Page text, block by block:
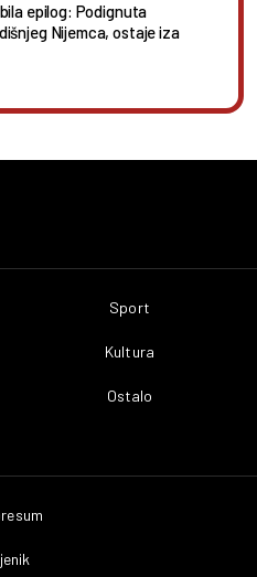
epilog: Podignuta
Nijemca, ostaje iza
Sport
Kultura
Ostalo